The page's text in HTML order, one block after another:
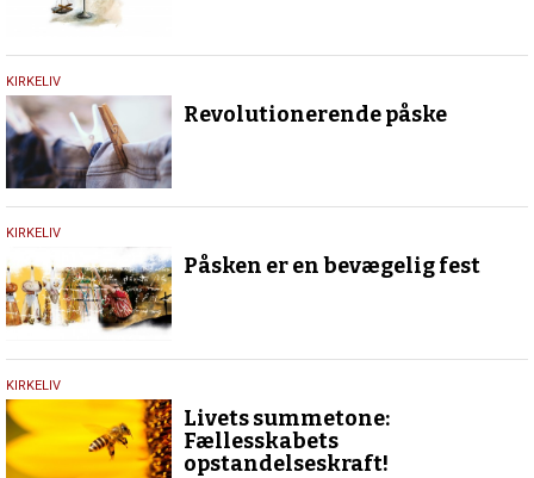
19.
maj
2017
KIRKELIV
Revolutionerende påske
14.
marts
2017
KIRKELIV
Påsken er en bevægelig fest
13.
marts
2017
KIRKELIV
Livets summetone:
Fællesskabets
opstandelseskraft!